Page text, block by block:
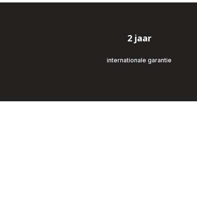
2 jaar
internationale garantie